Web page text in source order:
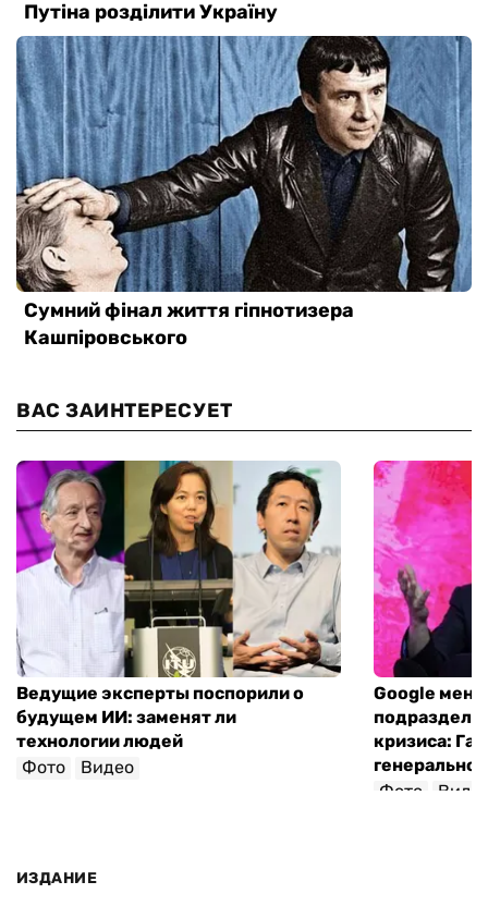
ВАС ЗАИНТЕРЕСУЕТ
Ведущие эксперты поспорили о
будущем ИИ: заменят ли
технологии людей
Фото
Видео
Google
кризиса:
Фото
ИЗДАНИЕ